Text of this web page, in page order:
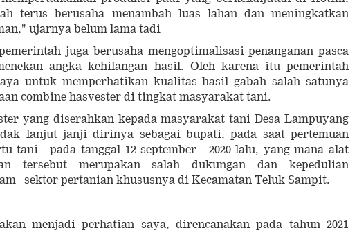
terus berusaha menambah luas lahan dan meningkatkan
ujarnya belum lama tadi
juga berusaha mengoptimalisasi penanganan pasca
angka kehilangan hasil. Oleh karena itu pemerintah
untuk memperhatikan kualitas hasil gabah salah satunya
combine hasvester di tingkat masyarakat tani.
yang diserahkan kepada masyarakat tani Desa Lampuyang
lanjut janji dirinya sebagai bupati, pada saat pertemuan
tani pada tanggal 12 september 2020 lalu, yang mana alat
tersebut merupakan salah dukungan dan kepedulian
sektor pertanian khususnya di Kecamatan Teluk Sampit.
menjadi perhatian saya, direncanakan pada tahun 2021